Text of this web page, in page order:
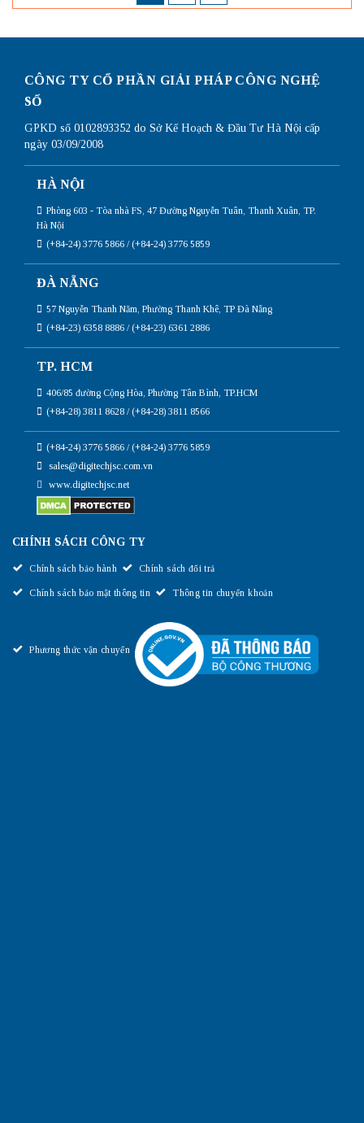
CÔNG TY CỔ PHẦN GIẢI PHÁP CÔNG NGHỆ
SỐ
GPKD số 0102893352 do Sở Kế Hoạch & Đầu Tư Hà Nội cấp
ngày 03/09/2008
HÀ NỘI
Phòng 603 - Tòa nhà FS, 47 Đường Nguyễn Tuân, Thanh Xuân, TP.
Hà Nội
(+84-24) 3776 5866 / (+84-24) 3776 5859
ĐÀ NẴNG
57 Nguyễn Thanh Năm, Phường Thanh Khê, TP Đà Nẵng
(+84-23) 6358 8886 / (+84-23) 6361 2886
TP. HCM
406/85 đường Cộng Hòa, Phường Tân Bình, TP.HCM
(+84-28) 3811 8628 / (+84-28) 3811 8566
(+84-24) 3776 5866 / (+84-24) 3776 5859
sales@digitechjsc.com.vn
www.digitechjsc.net
CHÍNH SÁCH CÔNG TY
Chính sách bảo hành Chính sách đổi trả
Chính sách bảo mật thông tin Thông tin chuyển khoản
Phương thức vận chuyển